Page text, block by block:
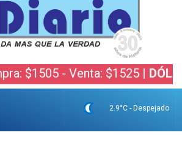
- Venta: $1525 |DÓLAR
2.9°C - Despejado